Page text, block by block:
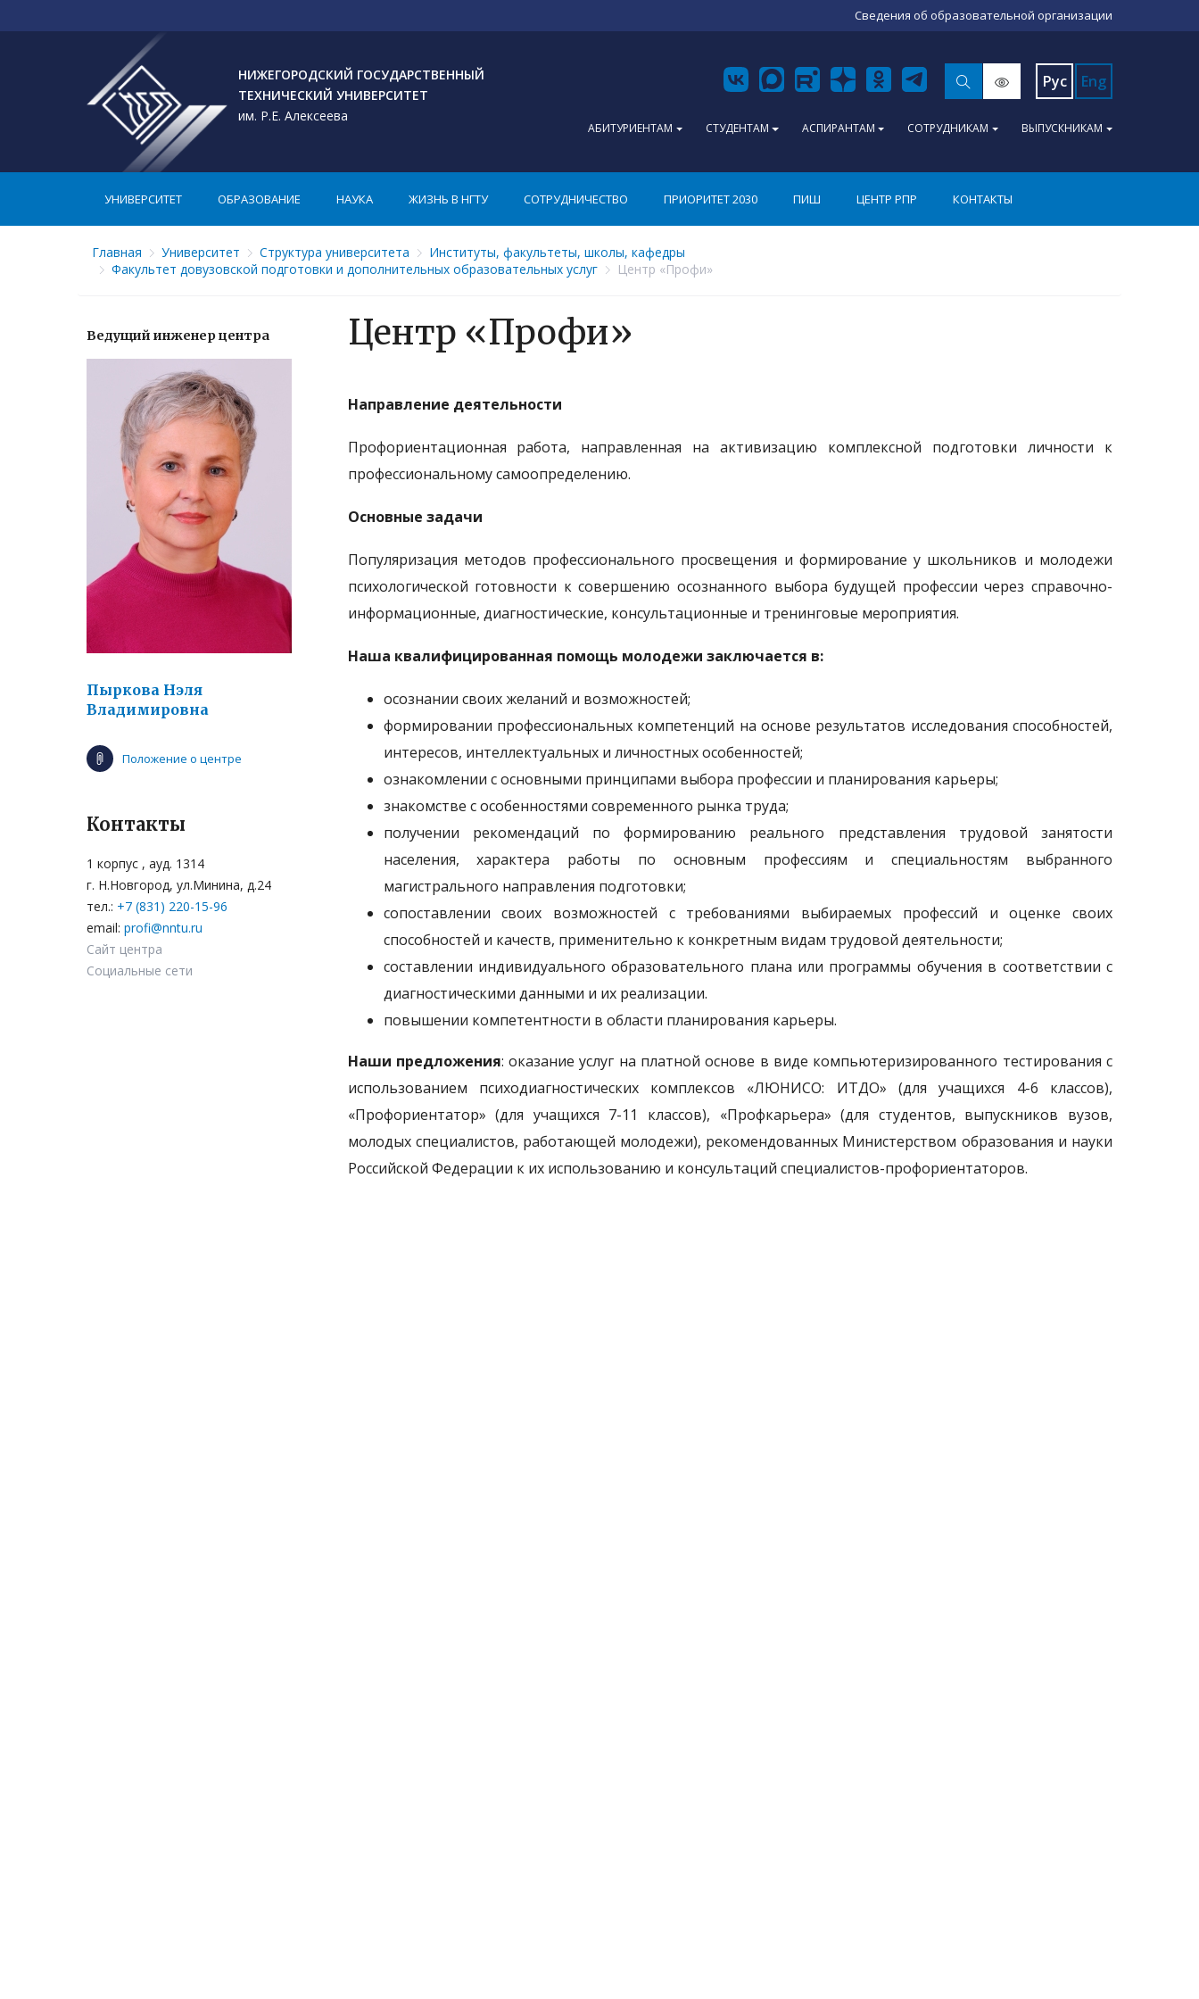
Сведения об образовательной организации
НИЖЕГОРОДСКИЙ ГОСУДАРСТВЕННЫЙ
ТЕХНИЧЕСКИЙ УНИВЕРСИТЕТ
им. Р.Е. Алексеева
Рус Eng
АБИТУРИЕНТАМ СТУДЕНТАМ АСПИРАНТАМ СОТРУДНИКАМ ВЫПУСКНИКАМ
УНИВЕРСИТЕТ ОБРАЗОВАНИЕ НАУКА ЖИЗНЬ В НГТУ СОТРУДНИЧЕСТВО ПРИОРИТЕТ 2030 ПИШ ЦЕНТР РПР КОНТАКТЫ
Главная Университет Структура университета
Институты, факультеты, школы, кафедры
Факультет довузовской подготовки и дополнительных образовательных услуг
Центр «Профи»
Ведущий инженер центра
Пыркова Нэля
Владимировна
Положение о центре
Контакты
1 корпус , ауд. 1314
г. Н.Новгород, ул.Минина, д.24
тел.: +7 (831) 220-15-96
email: profi@nntu.ru
Сайт центра
Социальные сети
Центр «Профи»
Направление деятельности
Профориентационная работа, направленная на активизацию комплексной подготовки личности к
профессиональному самоопределению.
Основные задачи
Популяризация методов профессионального просвещения и формирование у школьников и молодежи
психологической готовности к совершению осознанного выбора будущей профессии через справочно-
информационные, диагностические, консультационные и тренинговые мероприятия.
Наша квалифицированная помощь молодежи заключается в:
осознании своих желаний и возможностей;
формировании профессиональных компетенций на основе результатов исследования способностей,
интересов, интеллектуальных и личностных особенностей;
ознакомлении с основными принципами выбора профессии и планирования карьеры;
знакомстве с особенностями современного рынка труда;
получении рекомендаций по формированию реального представления трудовой занятости
населения, характера работы по основным профессиям и специальностям выбранного
магистрального направления подготовки;
сопоставлении своих возможностей с требованиями выбираемых профессий и оценке своих
способностей и качеств, применительно к конкретным видам трудовой деятельности;
составлении индивидуального образовательного плана или программы обучения в соответствии с
диагностическими данными и их реализации.
повышении компетентности в области планирования карьеры.
Наши предложения: оказание услуг на платной основе в виде компьютеризированного тестирования с
использованием психодиагностических комплексов «ЛЮНИСО: ИТДО» (для учащихся 4-6 классов),
«Профориентатор» (для учащихся 7-11 классов), «Профкарьера» (для студентов, выпускников вузов,
молодых специалистов, работающей молодежи), рекомендованных Министерством образования и науки
Российской Федерации к их использованию и консультаций специалистов-профориентаторов.